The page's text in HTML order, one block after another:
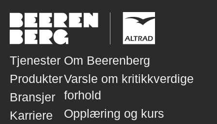
Tjenester
Produkter
Bransjer
Karriere
Om Beerenberg
Varsle om kritikkverdige
forhold
Opplæring og kurs